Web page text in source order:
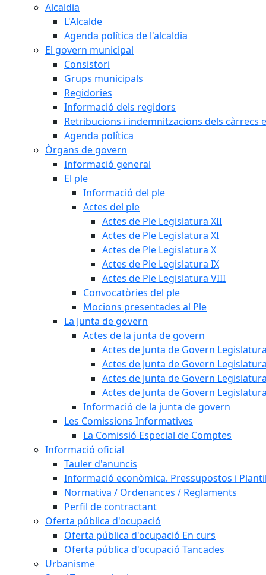
Alcaldia
L'Alcalde
Agenda política de l'alcaldia
El govern municipal
Consistori
Grups municipals
Regidories
Informació dels regidors
Retribucions i indemnitzacions dels càrrecs
Agenda política
Òrgans de govern
Informació general
El ple
Informació del ple
Actes del ple
Actes de Ple Legislatura XII
Actes de Ple Legislatura XI
Actes de Ple Legislatura X
Actes de Ple Legislatura IX
Actes de Ple Legislatura VIII
Convocatòries del ple
Mocions presentades al Ple
La Junta de govern
Actes de la junta de govern
Actes de Junta de Govern
Actes de Junta de Govern
Actes de Junta de Govern
Actes de Junta de Govern
Informació de la junta de govern
Les Comissions Informatives
La Comissió Especial de Comptes
Informació oficial
Tauler d'anuncis
Informació econòmica. Pressupostos i
Normativa / Ordenances / Reglaments
Perfil de contractant
Oferta pública d'ocupació
Oferta pública d'ocupació En curs
Oferta pública d'ocupació Tancades
Urbanisme